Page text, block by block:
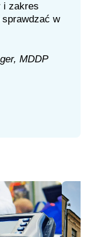
i zakres
w
MDDP